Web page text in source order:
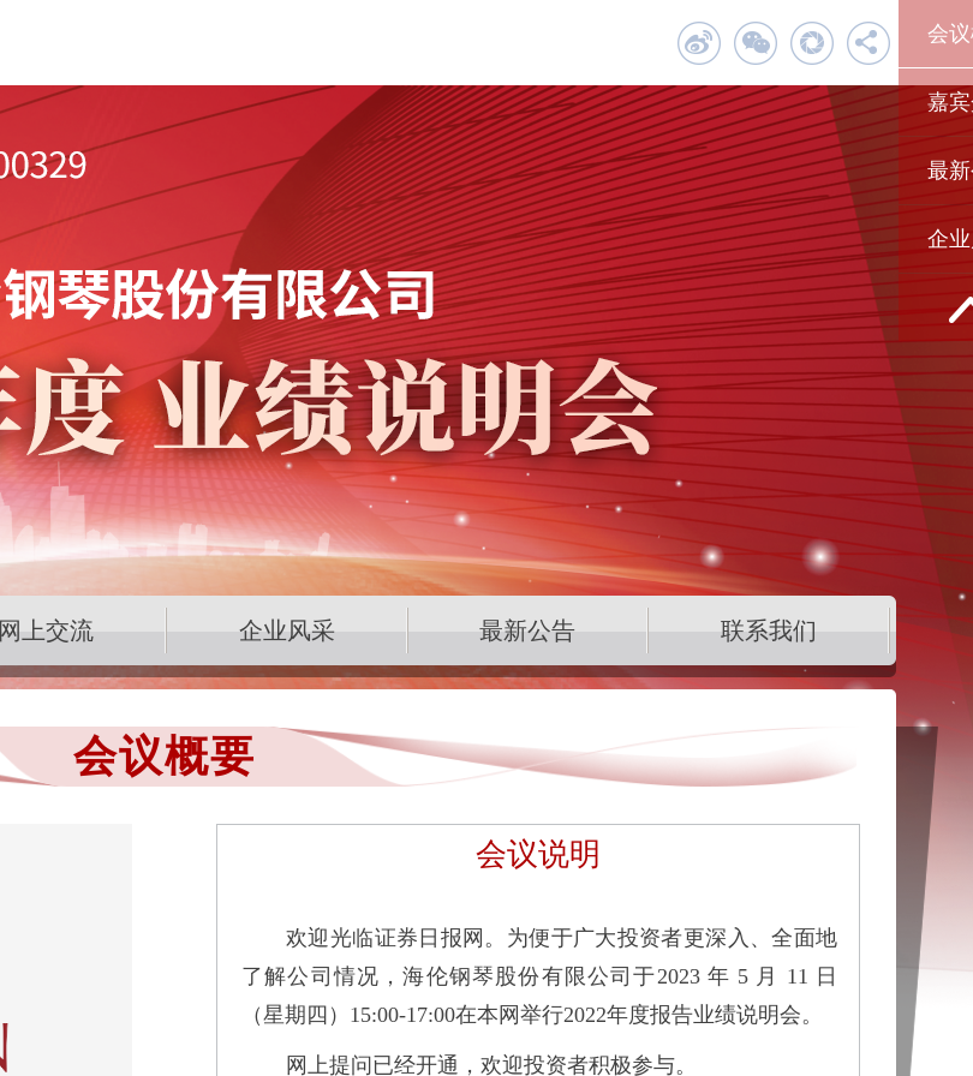
网上交流 企业风采 最新公告 联系我们
会议概要
会议说明
欢迎光临证券日报网。为便于广大投资者更深入、全面地
了解公司情况，海伦钢琴股份有限公司于2023 年 5 月 11 日
（星期四）15:00-17:00在本网举行2022年度报告业绩说明会。
网上提问已经开通，欢迎投资者积极参与。
会
嘉
最
企